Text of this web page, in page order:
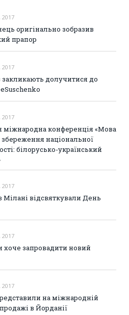
оригінально зобразив
прапор
закликають долучитися до
міжнародна конференція «Мова
збереження національної
білорусько-український
Мілані відсвяткували День
хоче запровадити новий
на міжнародній
в Йорданії